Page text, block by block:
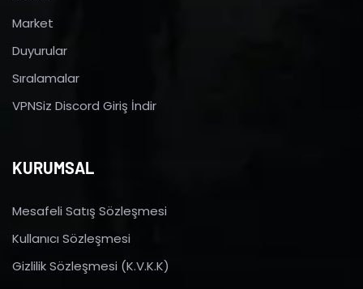
Market
Duyurular
Sıralamalar
VPNSiz Discord Giriş İndir
KURUMSAL
Mesafeli Satış Sözleşmesi
Kullanıcı Sözleşmesi
Gizlilik Sözleşmesi (K.V.K.K)